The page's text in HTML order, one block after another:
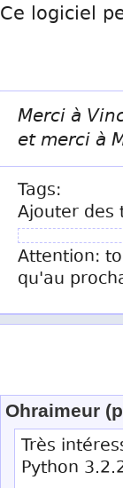
Ce logiciel
Merci à
et merci à
Tags:
Ajouter des
Attention:
qu'au
Ohraimeur
Très
Python